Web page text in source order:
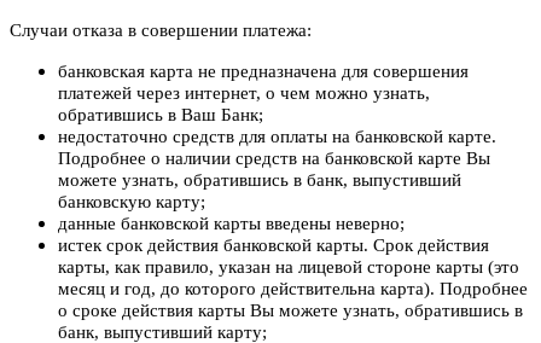
Случаи отказа в совершении платежа:
банковская карта не предназначена для совершения
платежей через интернет, о чем можно узнать,
обратившись в Ваш Банк;
недостаточно средств для оплаты на банковской карте.
Подробнее о наличии средств на банковской карте Вы
можете узнать, обратившись в банк, выпустивший
банковскую карту;
данные банковской карты введены неверно;
истек срок действия банковской карты. Срок действия
карты, как правило, указан на лицевой стороне карты (это
месяц и год, до которого действительна карта). Подробнее
о сроке действия карты Вы можете узнать, обратившись в
банк, выпустивший карту;